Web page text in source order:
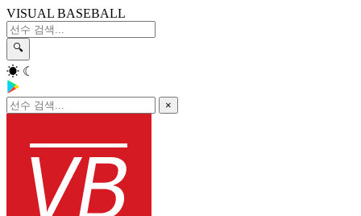
VISUAL BASEBALL
🔍
☀ ☾
×